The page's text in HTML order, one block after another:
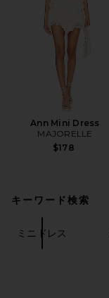
Ann Mini Dress
MAJORELLE
$178
キーワード検索
ミニドレス